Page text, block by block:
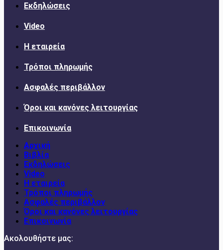
Εκδηλώσεις
Video
Η εταιρεία
Τρόποι πληρωμής
Ασφαλές περιβάλλον
Όροι και κανόνες λειτουργίας
Επικοινωνία
Αρχική
Βιβλία
Εκδηλώσεις
Video
Η εταιρεία
Τρόποι πληρωμής
Ασφαλές περιβάλλον
Όροι και κανόνες λειτουργίας
Επικοινωνία
Ακολουθήστε μας: